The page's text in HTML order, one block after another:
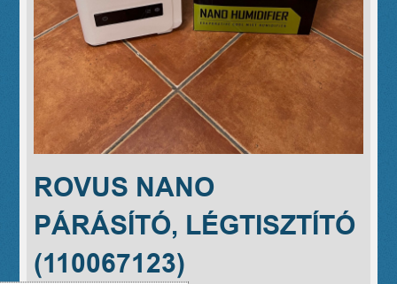
ROVUS NANO
PÁRÁSÍTÓ, LÉGTISZTÍTÓ
(110067123)